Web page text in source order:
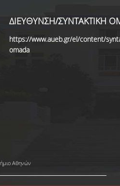
ΔΙΕΥΘΥΝΣΗ/ΣΥΝΤΑΚΤΙΚΗ
https://www.aueb.gr/el/content/
omada
Αθηνών